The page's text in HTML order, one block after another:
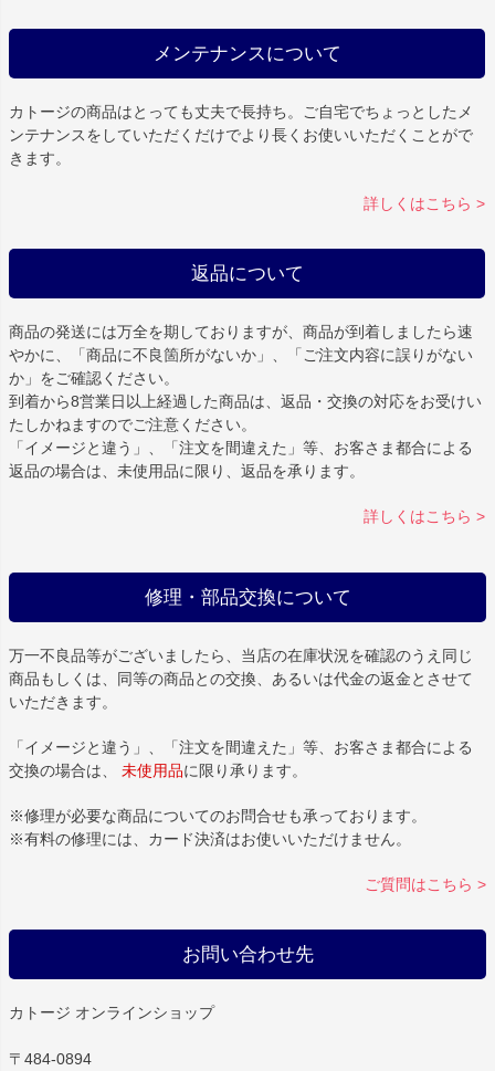
メンテナンスについて
カトージの商品はとっても丈夫で長持ち。ご自宅でちょっとしたメ
ンテナンスをしていただくだけでより長くお使いいただくことがで
きます。
詳しくはこちら >
返品について
商品の発送には万全を期しておりますが、商品が到着しましたら速
やかに、「商品に不良箇所がないか」、「ご注文内容に誤りがない
か」をご確認ください。
到着から8営業日以上経過した商品は、返品・交換の対応をお受けい
たしかねますのでご注意ください。
「イメージと違う」、「注文を間違えた」等、お客さま都合による
返品の場合は、未使用品に限り、返品を承ります。
詳しくはこちら >
修理・部品交換について
万一不良品等がございましたら、当店の在庫状況を確認のうえ同じ
商品もしくは、同等の商品との交換、あるいは代金の返金とさせて
いただきます。
「イメージと違う」、「注文を間違えた」等、お客さま都合による
交換の場合は、 未使用品に限り承ります。
※修理が必要な商品についてのお問合せも承っております。
※有料の修理には、カード決済はお使いいただけません。
ご質問はこちら >
お問い合わせ先
カトージ オンラインショップ
〒484-0894